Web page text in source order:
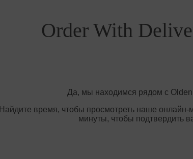
Order With
Да, мы находимся рядом с
Найдите время, чтобы просмотреть наше онлайн-
минуты, чтобы подтвердить